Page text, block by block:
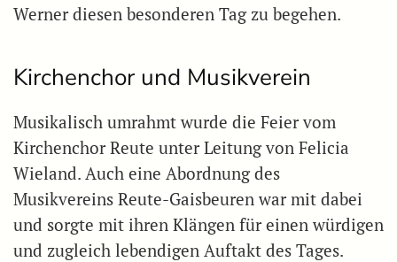
Werner diesen besonderen Tag zu begehen.
Kirchenchor und Musikverein
Musikalisch umrahmt wurde die Feier vom
Kirchenchor Reute unter Leitung von Felicia
Wieland. Auch eine Abordnung des
Musikvereins Reute-Gaisbeuren war mit dabei
und sorgte mit ihren Klängen für einen würdigen
und zugleich lebendigen Auftakt des Tages.